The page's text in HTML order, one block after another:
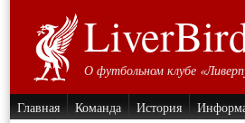
О футбольном клубе
Главная Команда История